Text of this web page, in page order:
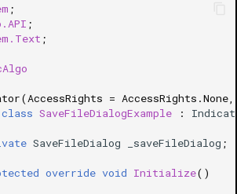
;
;
;
=
class SaveFileDialogExample :
SaveFileDialog _saveFileDialog ;
override void Initialize()